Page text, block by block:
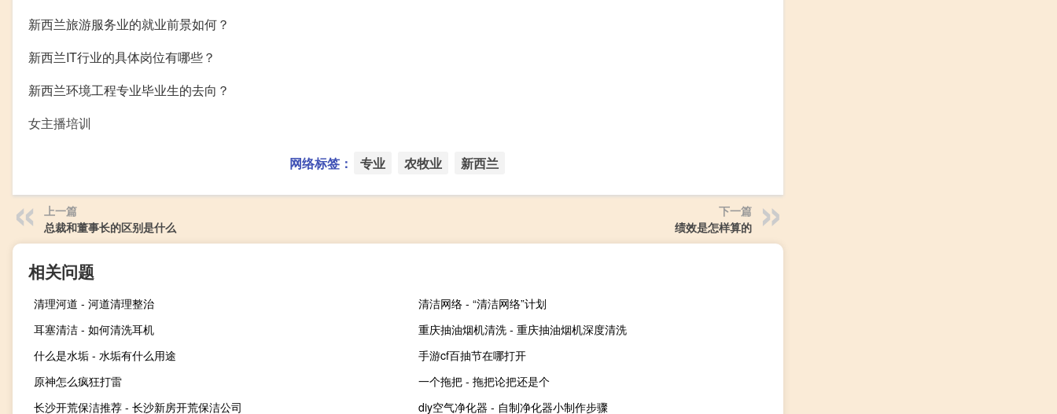
新西兰旅游服务业的就业前景如何？
新西兰IT行业的具体岗位有哪些？
新西兰环境工程专业毕业生的去向？
女主播培训
网络标签： 专业 农牧业 新西兰
上一篇
总裁和董事长的区别是什么
下一篇
绩效是怎样算的
相关问题
清理河道 - 河道清理整治
清洁网络 - “清洁网络”计划
耳塞清洁 - 如何清洗耳机
重庆抽油烟机清洗 - 重庆抽油烟机深度清洗
什么是水垢 - 水垢有什么用途
手游cf百抽节在哪打开
原神怎么疯狂打雷
一个拖把 - 拖把论把还是个
长沙开荒保洁推荐 - 长沙新房开荒保洁公司
diy空气净化器 - 自制净化器小制作步骤